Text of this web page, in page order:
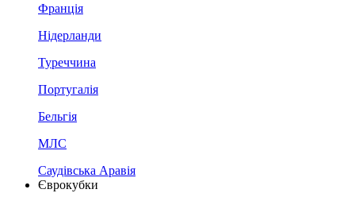
Франція
Нідерланди
Туреччина
Португалія
Бельгія
МЛС
Саудівська Аравія
Єврокубки